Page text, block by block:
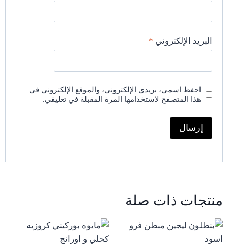
البريد الإلكتروني *
احفظ اسمي، بريدي الإلكتروني، والموقع الإلكتروني في
هذا المتصفح لاستخدامها المرة المقبلة في تعليقي.
منتجات ذات صلة